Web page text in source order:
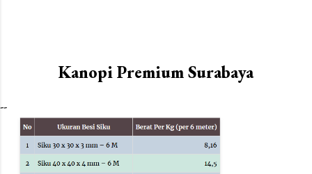
Kanopi Premium Surabaya
--